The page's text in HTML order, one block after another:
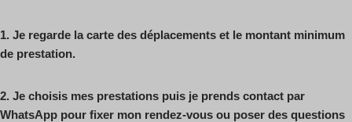
1. Je regarde la carte des déplacements et le montant minimum
de prestation.
2. Je choisis mes prestations puis je prends contact par
WhatsApp pour fixer mon rendez-vous ou poser des questions